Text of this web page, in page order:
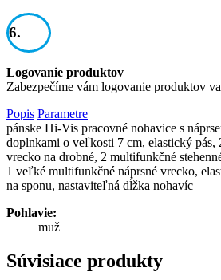
6.
Logovanie produktov
Zabezpečíme vám logovanie produktov
Popis Parametre
pánske Hi-Vis pracovné nohavice s
doplnkami o veľkosti 7 cm, elastický pás,
vrecko na drobné, 2 multifunkčné
1 veľké multifunkčné náprsné vrecko,
na sponu, nastaviteľná dĺžka nohavíc
Pohlavie:
muž
Súvisiace produkty